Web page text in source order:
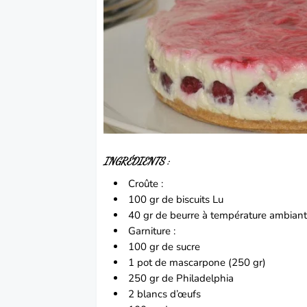
INGRÉDIENTS :
Croûte :
100 gr de biscuits Lu
40 gr de beurre à température
Garniture :
100 gr de sucre
1 pot de mascarpone (250 gr)
250 gr de Philadelphia
2 blancs d’œufs